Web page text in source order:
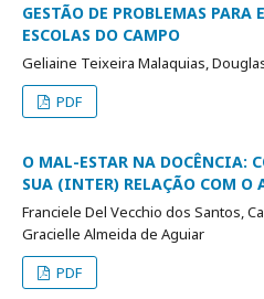
GESTÃO DE PROBLEMAS
ESCOLAS DO CAMPO
Geliaine Teixeira Malaquias,
PDF
O MAL-ESTAR NA DOCÊNCIA:
SUA (INTER) RELAÇÃO COM
Franciele Del Vecchio dos Santos,
Gracielle Almeida de Aguiar
PDF